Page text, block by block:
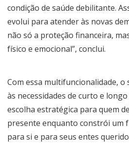
condição de saúde debilitante.
evolui para atender às novas
não só a proteção financeira,
físico e emocional”, conclui.
Com essa multifuncionalidade, o
às necessidades de curto e
escolha estratégica para quem
presente enquanto constrói um
para si e para seus entes